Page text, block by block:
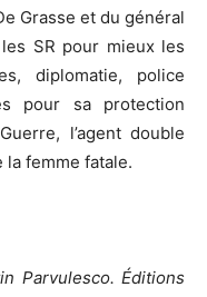
Grasse et du général
SR pour mieux les
diplomatie, police
pour sa protection
l’agent double
la femme fatale.
Parvulesco. Éditions